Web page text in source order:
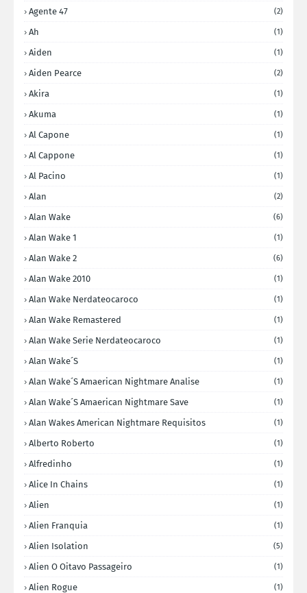
Agente 47 (2)
Ah (1)
Aiden (1)
Aiden Pearce (2)
Akira (1)
Akuma (1)
Al Capone (1)
Al Cappone (1)
Al Pacino (1)
Alan (2)
Alan Wake (6)
Alan Wake 1 (1)
Alan Wake 2 (6)
Alan Wake 2010 (1)
Alan Wake Nerdateocaroco (1)
Alan Wake Remastered (1)
Alan Wake Serie Nerdateocaroco (1)
Alan Wake´s (1)
Alan Wake´s Amaerican Nightmare Analise (1)
Alan Wake´s Amaerican Nightmare Save (1)
Alan Wakes American Nightmare Requisitos (1)
Alberto Roberto (1)
Alfredinho (1)
Alice In Chains (1)
Alien (1)
Alien Franquia (1)
Alien Isolation (5)
Alien O Oitavo Passageiro (1)
Alien Rogue (1)